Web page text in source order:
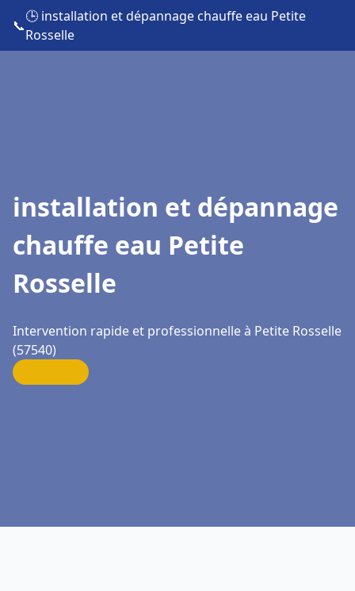
📞
🕒 installation et dépannage chauffe eau Petite
Rosselle
installation et dépannage
chauffe eau Petite
Rosselle
Intervention rapide et professionnelle à Petite Rosselle
(57540)